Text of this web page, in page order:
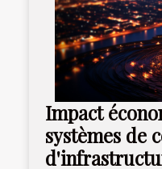
Impact
systèmes de